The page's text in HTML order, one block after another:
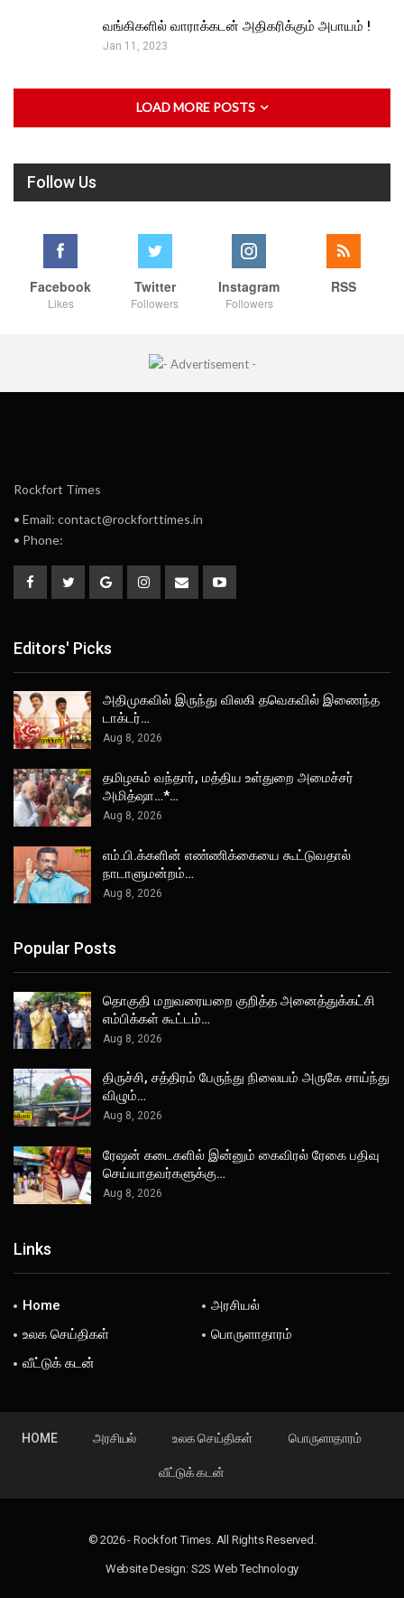
வங்கிகளில் வாராக்கடன் அதிகரிக்கும் அபாயம் !
Jan 11, 2023
LOAD MORE POSTS
Follow Us
Facebook
Likes
Twitter
Followers
Instagram
Followers
RSS
Rockfort Times
• Email: contact@rockforttimes.in
• Phone:
Editors' Picks
அதிமுகவில் இருந்து விலகி தவெகவில் இணைந்த
டாக்டர்…
Aug 8, 2026
தமிழகம் வந்தார், மத்திய உள்துறை அமைச்சர்
அமித்ஷா…*…
Aug 8, 2026
எம்.பி.க்களின் எண்ணிக்கையை கூட்டுவதால்
நாடாளுமன்றம்…
Aug 8, 2026
Popular Posts
தொகுதி மறுவரையறை குறித்த அனைத்துக்கட்சி
எம்பிக்கள் கூட்டம்…
Aug 8, 2026
திருச்சி, சத்திரம் பேருந்து நிலையம் அருகே சாய்ந்து
விழும்…
Aug 8, 2026
ரேஷன் கடைகளில் இன்னும் கைவிரல் ரேகை பதிவு
செய்யாதவர்களுக்கு…
Aug 8, 2026
Links
Home
அரசியல்
உலக செய்திகள்
பொருளாதாரம்
வீட்டுக் கடன்
HOME அரசியல் உலக செய்திகள் பொருளாதாரம்
வீட்டுக் கடன்
© 2026 - Rockfort Times. All Rights Reserved.
Website Design: S2S Web Technology